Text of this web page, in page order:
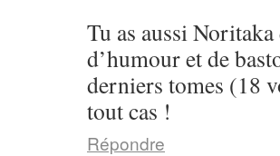
Tu as aussi
d’humour et de
derniers tomes (18
tout cas !
Répondre